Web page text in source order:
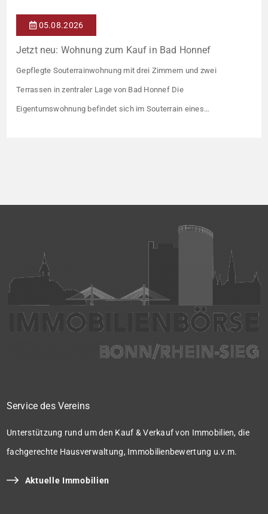
05.08.2026
Jetzt neu: Wohnung zum Kauf in Bad Honnef
Gepflegte Souterrainwohnung mit drei Zimmern und zwei
Terrassen in zentraler Lage von Bad Honnef Die
Eigentumswohnung befindet sich im Souterrain eines
Service des Vereins
Unterstützung rund um den Kauf & Verkauf von Immobilien, die
fachgerechte Hausverwaltung, Immobilienbewertung u.v.m.
Aktuelle Immobilien